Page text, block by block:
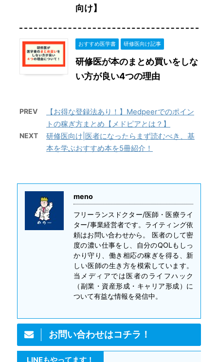
向け】
おすすめ医学書 研修医向け記事
研修医が本のまとめ買いをしな
い方が良い4つの理由
PREV
【お得な登録法あり！】Medpeerでのポイン
トの稼ぎ方まとめ【メドピアとは？】
NEXT
研修医向け|医者になったらまず読むべき、基
本を学ぶおすすめ本を5冊紹介！
meno
フリーランスドクター/医師・医療ライ
ター/事業経営者です。ライティング依
頼はお問い合わせから。 医者のして密
度の濃い仕事をし、自分のQOLもしっ
かり守り、働き相応の稼ぎを得る、新
しい医師の生き方を模索しています。
当メディアでは医者のライフハック
（副業・資産形成・キャリア形成）に
ついて有益な情報を発信中。
お問い合わせはコチラ！
LINEもやってます！